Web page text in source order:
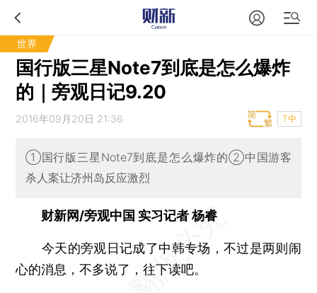
世界
国行版三星Note7到底是怎么爆炸
的｜旁观日记9.20
2016年09月20日 21:36 T中
①国行版三星Note7到底是怎么爆炸的②中国游客
杀人案让济州岛反应激烈
财新网/旁观中国 实习记者 杨睿
今天的旁观日记成了中韩专场，不过是两则闹
心的消息，不多说了，往下读吧。